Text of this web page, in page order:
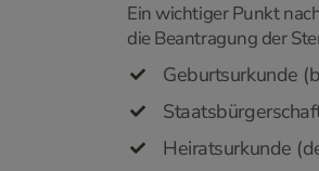
Ein wichtiger Punkt
die Beantragung der
Geburtsurkunde
Heiratsurkunde